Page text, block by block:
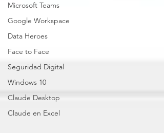
Microsoft Teams
Google Workspace
Data Heroes
Face to Face
Seguridad Digital
Windows 10
Claude Desktop
Claude en Excel